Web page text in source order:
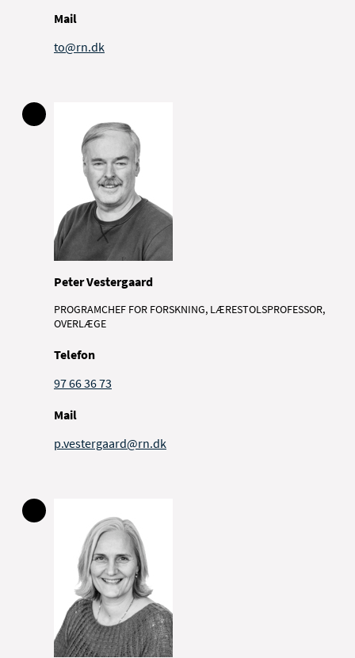
Mail
to@rn.dk
Peter Vestergaard
PROGRAMCHEF FOR FORSKNING, LÆRESTOLSPROFESSOR,
OVERLÆGE
Telefon
97 66 36 73
Mail
p.vestergaard@rn.dk